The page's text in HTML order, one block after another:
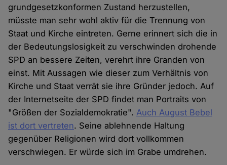
grundgesetzkonformen Zustand herzustellen,
müsste man sehr wohl aktiv für die Trennung von
Staat und Kirche eintreten. Gerne erinnert sich die in
der Bedeutungslosigkeit zu verschwinden drohende
SPD an bessere Zeiten, verehrt ihre Granden von
einst. Mit Aussagen wie dieser zum Verhältnis von
Kirche und Staat verrät sie ihre Gründer jedoch. Auf
der Internetseite der SPD findet man Portraits von
"Größen der Sozialdemokratie".Auch August Bebel
ist dort vertreten. Seine ablehnende Haltung
gegenüber Religionen wird dort vollkommen
verschwiegen. Er würde sich im Grabe umdrehen.